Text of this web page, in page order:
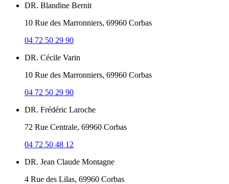
DR. Blandine Bernit
10 Rue des Marronniers, 69960 Corbas
04 72 50 29 90
DR. Cécile Varin
10 Rue des Marronniers, 69960 Corbas
04 72 50 29 90
DR. Frédéric Laroche
72 Rue Centrale, 69960 Corbas
04 72 50 48 12
DR. Jean Claude Montagne
4 Rue des Lilas, 69960 Corbas